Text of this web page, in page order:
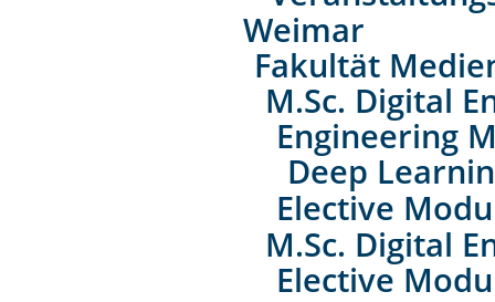
Weimar
Fakultät
M.Sc. Digital
Engineering
Deep
Elective
M.Sc. Digital
Elective